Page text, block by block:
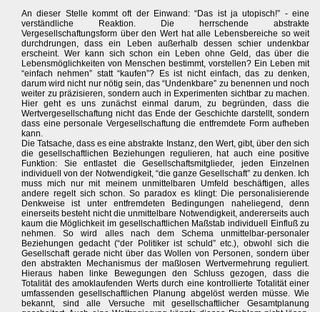
An dieser Stelle kommt oft der Einwand: “Das ist ja utopisch!” - eine
verständliche Reaktion. Die herrschende abstrakte
Vergesellschaftungsform über den Wert hat alle Lebensbereiche so weit
durchdrungen, dass ein Leben außerhalb dessen schier undenkbar
erscheint. Wer kann sich schon ein Leben ohne Geld, das über die
Lebensmöglichkeiten von Menschen bestimmt, vorstellen? Ein Leben mit
“einfach nehmen” statt “kaufen”? Es ist nicht einfach, das zu denken,
darum wird nicht nur nötig sein, das “Undenkbare” zu benennen und noch
weiter zu präzisieren, sondern auch in Experimenten sichtbar zu machen.
Hier geht es uns zunächst einmal darum, zu begründen, dass die
Wertvergesellschaftung nicht das Ende der Geschichte darstellt, sondern
dass eine personale Vergesellschaftung die entfremdete Form aufheben
kann.
Die Tatsache, dass es eine abstrakte Instanz, den Wert, gibt, über den sich
die gesellschaftlichen Beziehungen regulieren, hat auch eine positive
Funktion: Sie entlastet die Gesellschaftsmitglieder, jeden Einzelnen
individuell von der Notwendigkeit, “die ganze Gesellschaft” zu denken. Ich
muss mich nur mit meinem unmittelbaren Umfeld beschäftigen, alles
andere regelt sich schon. So paradox es klingt: Die personalisierende
Denkweise ist unter entfremdeten Bedingungen naheliegend, denn
einerseits besteht nicht die unmittelbare Notwendigkeit, andererseits auch
kaum die Möglichkeit im gesellschaftlichen Maßstab individuell Einfluß zu
nehmen. So wird alles nach dem Schema unmittelbar-personaler
Beziehungen gedacht (“der Politiker ist schuld” etc.), obwohl sich die
Gesellschaft gerade nicht über das Wollen von Personen, sondern über
den abstrakten Mechanismus der maßlosen Wertvermehrung reguliert.
Hieraus haben linke Bewegungen den Schluss gezogen, dass die
Totalität des amoklaufenden Werts durch eine kontrollierte Totalität einer
umfassenden gesellschaftlichen Planung abgelöst werden müsse. Wie
bekannt, sind alle Versuche mit gesellschaftlicher Gesamtplanung